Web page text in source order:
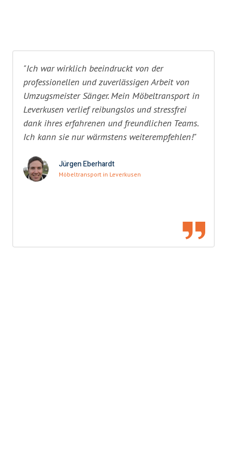
"Ich war wirklich beeindruckt von der
professionellen und zuverlässigen Arbeit von
Umzugsmeister Sänger. Mein Möbeltransport in
Leverkusen verlief reibungslos und stressfrei
dank ihres erfahrenen und freundlichen Teams.
Ich kann sie nur wärmstens weiterempfehlen!"
Jürgen Eberhardt
Möbeltransport in Leverkusen